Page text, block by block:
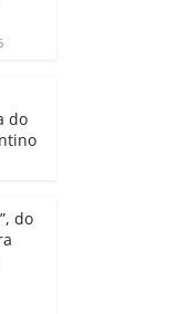
do
do